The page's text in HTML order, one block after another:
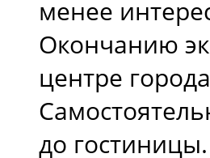
менее
Окончанию
центре
до гостиницы.